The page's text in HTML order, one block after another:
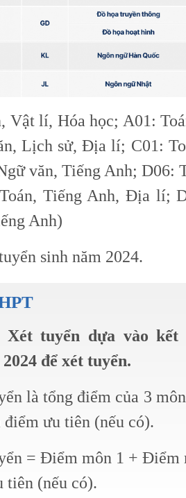
Vật lí, Hóa học; A01:
Lịch sử, Địa lí; C01:
văn, Tiếng Anh; D06:
Tiếng Anh, Địa lí;
Anh)
sinh năm 2024.
Xét tuyển dựa vào
để xét tuyển.
là tổng điểm của 3
ưu tiên (nếu có).
= Điểm môn 1 + Điểm
tiên (nếu có).